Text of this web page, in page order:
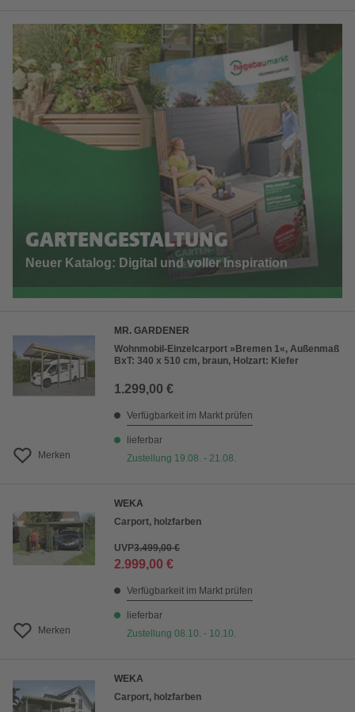
GARTENGESTALTUNG
Neuer Katalog: Digital und voller Inspiration
Merken
MR. GARDENER
Wohnmobil-Einzelcarport »Bremen 1«, Außenmaß
BxT: 340 x 510 cm, braun, Holzart: Kiefer
1.299,00 €
Verfügbarkeit im Markt prüfen
lieferbar
Zustellung 19.08. - 21.08.
Merken
WEKA
Carport, holzfarben
UVP3.499,00 €
2.999,00 €
Verfügbarkeit im Markt prüfen
lieferbar
Zustellung 08.10. - 10.10.
WEKA
Carport, holzfarben